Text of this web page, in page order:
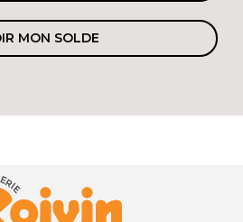
MON SOLDE